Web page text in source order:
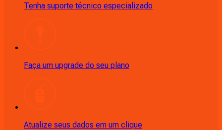
Tenha suporte técnico especializado
Faça um upgrade do seu plano
Atualize seus dados em um clique